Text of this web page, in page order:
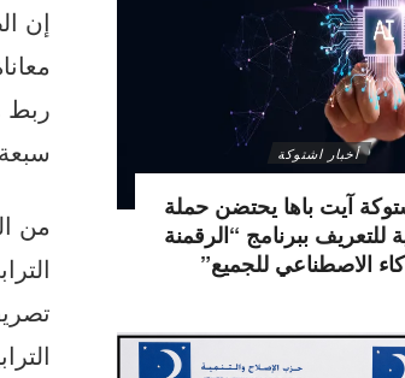
إن
ربط
من
أخبار اشتوكة
آيت باها يحتضن حملة
ببرنامج “الرقمنة
الاصطناعي للجميع”